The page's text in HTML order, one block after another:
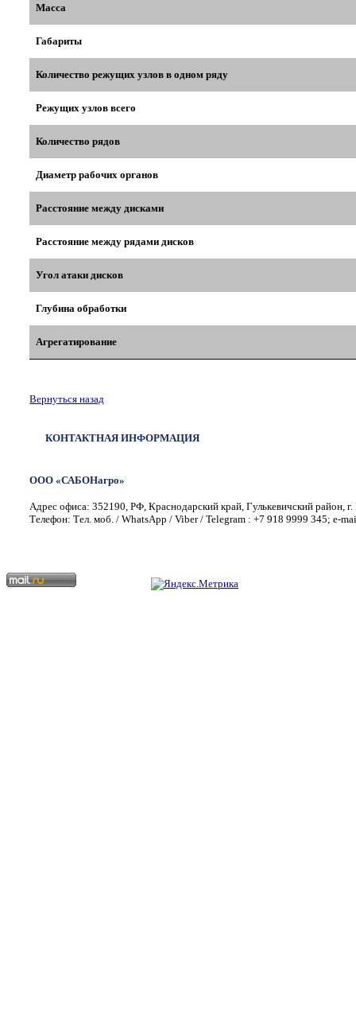
Масса
Габариты
Количество режущих узлов в одном ряду
Режущих узлов всего
Количество рядов
Диаметр рабочих органов
Расстояние между дисками
Расстояние между рядами дисков
Угол атаки дисков
Глубина обработки
Агрегатирование
Вернуться назад
КОНТАКТНАЯ ИНФОРМАЦИЯ
ООО «САБОНагро»
Адрес офиса: 352190, РФ, Краснодарский край, Гулькевичский район,
Телефон: Тел. моб. / WhatsApp / Viber / Telegram : +7 918 9999 345; e-